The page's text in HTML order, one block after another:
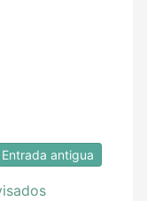
Entrada antigua